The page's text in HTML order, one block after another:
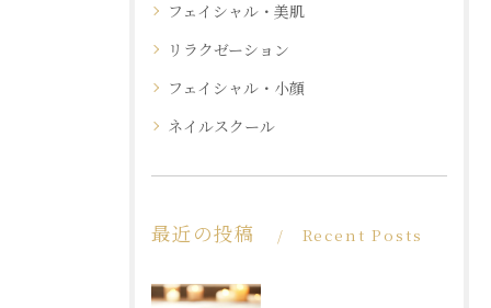
フェイシャル・美肌
リラクゼーション
フェイシャル・小顔
ネイルスクール
最近の投稿 Recent Posts